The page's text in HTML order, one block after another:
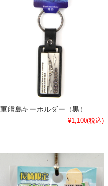
軍艦島キーホルダー（黒）
¥1,100(税込)